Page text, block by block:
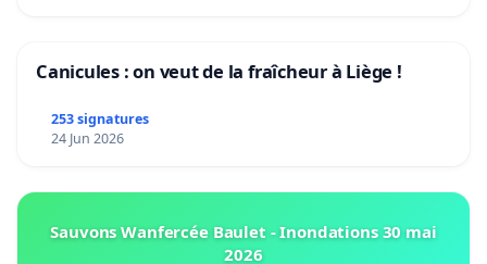
Canicules : on veut de la fraîcheur à Liège !
253 signatures
24 Jun 2026
Sauvons Wanfercée Baulet - Inondations 30 mai
2026